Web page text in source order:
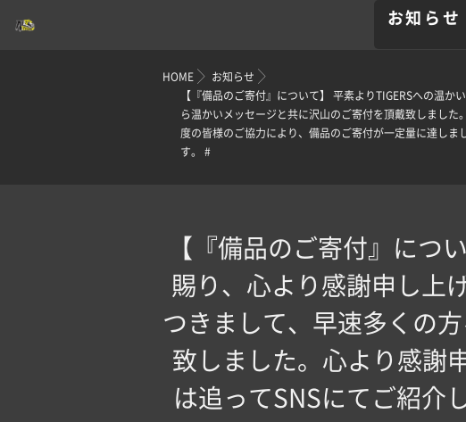
お知らせ
HOME
お知らせ
【『備品のご寄付』について】 平素よりTIGERSへの温
ら温かいメッセージと共に沢山のご寄付を頂戴致しまし
度の皆様のご協力により、備品のご寄付が一定量に達し
す。 #
【『備品のご寄付』につ
賜り、心より感謝申し上
つきまして、早速多くの
致しました。心より感謝
は追ってSNSにてご紹介